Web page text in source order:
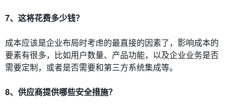
7、这将花费多少钱？
成本应该是企业布局时考虑的最直接的因素了，影响成本的
要素有很多，比如用户数量、产品功能，以及企业业务是否
需要定制，或者是否需要和第三方系统集成等。
8、供应商提供哪些安全措施？